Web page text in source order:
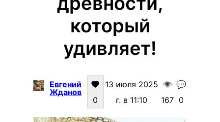
который
удивляет!
Евгений
Жданов
0
13 июля 2025
г. в 11:10
👁️
167
💬
0